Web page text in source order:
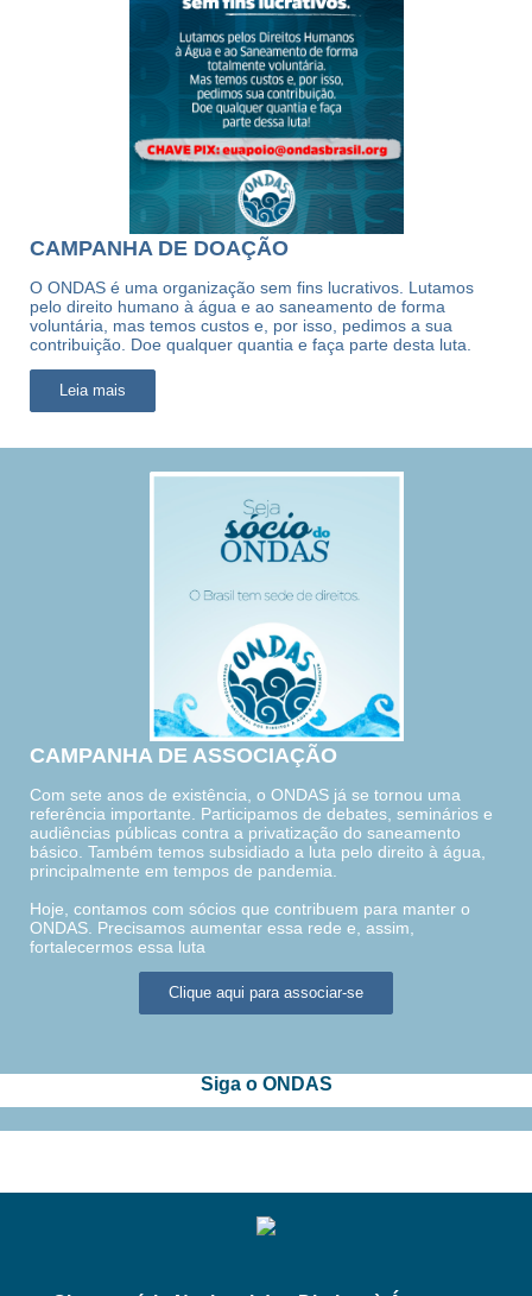
CAMPANHA DE DOAÇÃO
O ONDAS é uma organização sem fins lucrativos. Lutamos
pelo direito humano à água e ao saneamento de forma
voluntária, mas temos custos e, por isso, pedimos a sua
contribuição. Doe qualquer quantia e faça parte desta luta.
Leia mais
CAMPANHA DE ASSOCIAÇÃO
Com sete anos de existência, o ONDAS já se tornou uma
referência importante. Participamos de debates, seminários e
audiências públicas contra a privatização do saneamento
básico. Também temos subsidiado a luta pelo direito à água,
principalmente em tempos de pandemia.
Hoje, contamos com sócios que contribuem para manter o
ONDAS. Precisamos aumentar essa rede e, assim,
fortalecermos essa luta
Clique aqui para associar-se
Siga o ONDAS